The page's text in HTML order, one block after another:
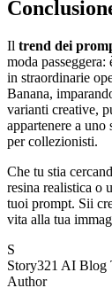
Il trend dei
moda
in straordinarie
Banana,
varianti creative,
appartenere a
per collezionisti.
Che tu stia
resina realistica o
tuoi prompt. Sii
vita alla tua
S
Story321 AI Blog
Author